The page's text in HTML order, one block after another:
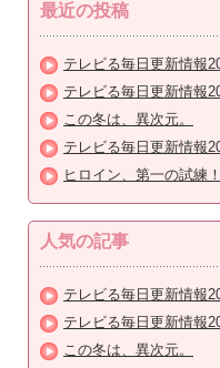
最近の投稿
テレビる毎日更新情報
テレビる毎日更新情報
この冬は、異次元。
テレビる毎日更新情報
ヒロイン、第一の試練！
人気の記事
テレビる毎日更新情報
テレビる毎日更新情報
この冬は、異次元。